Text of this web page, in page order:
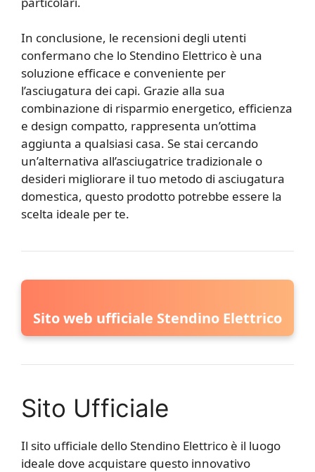
In conclusione, le recensioni degli utenti
confermano che lo Stendino Elettrico è una
soluzione efficace e conveniente per
l’asciugatura dei capi. Grazie alla sua
combinazione di risparmio energetico, efficienza
e design compatto, rappresenta un’ottima
aggiunta a qualsiasi casa. Se stai cercando
un’alternativa all’asciugatrice tradizionale o
desideri migliorare il tuo metodo di asciugatura
domestica, questo prodotto potrebbe essere la
scelta ideale per te.
Sito web ufficiale Stendino Elettrico
Sito Ufficiale
Il sito ufficiale dello Stendino Elettrico è il luogo
ideale dove acquistare questo innovativo